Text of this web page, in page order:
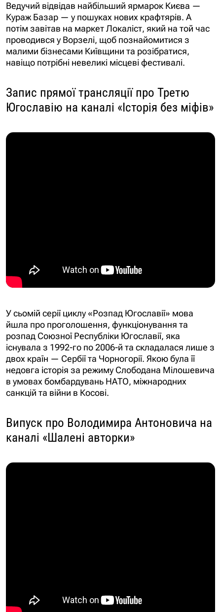
Ведучий відвідав найбільший ярмарок Києва —
Кураж Базар — у пошуках нових крафтярів. А
потім завітав на маркет Локаліст, який на той час
проводився у Ворзелі, щоб познайомитися з
малими бізнесами Київщини та розібратися,
навіщо потрібні невеликі місцеві фестивалі.
Запис прямої трансляції про Третю
Югославію на каналі «Історія без міфів»
У сьомій серії циклу «Розпад Югославії» мова
йшла про проголошення, функціонування та
розпад Союзної Республіки Югославії, яка
існувала з 1992-го по 2006-й та складалася лише з
двох країн — Сербії та Чорногорії. Якою була її
недовга історія за режиму Слободана Мілошевича
в умовах бомбардувань НАТО, міжнародних
санкцій та війни в Косові.
Випуск про Володимира Антоновича на
каналі «Шалені авторки»